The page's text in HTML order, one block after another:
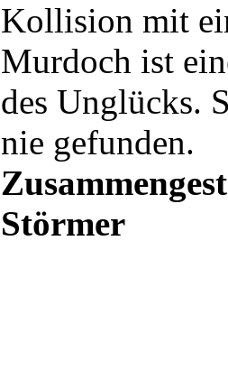
Kollision mit
Murdoch ist
des Unglücks.
nie gefunden.
Störmer